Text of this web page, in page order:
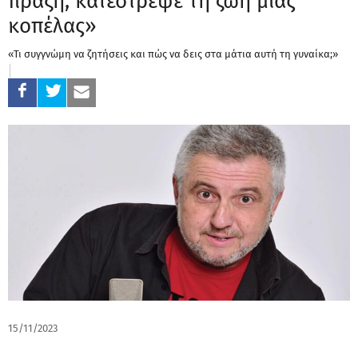
κοπέλας»
«Τι συγγνώμη να ζητήσεις και πώς να δεις στα μάτια αυτή τη γυναίκα;»
15/11/2023